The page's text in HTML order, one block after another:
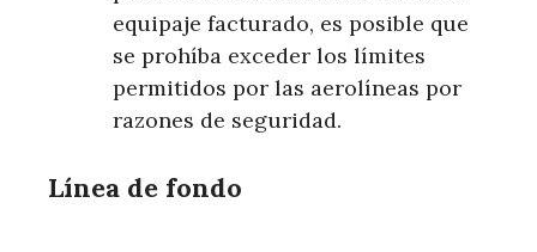
equipaje facturado, es posible que
se prohíba exceder los límites
permitidos por las aerolíneas por
razones de seguridad.
Línea de fondo